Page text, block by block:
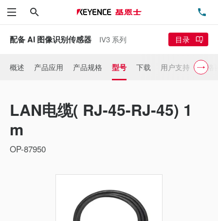
菜单
配备 AI 图像识别传感器 IV3 系列 目录
概述 产品应用 产品规格 型号 下载 用户支持 价格
LAN电缆( RJ-45-RJ-45) 1
m
OP-87950